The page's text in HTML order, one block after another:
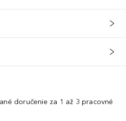
doručenie za 1 až 3 pracovné